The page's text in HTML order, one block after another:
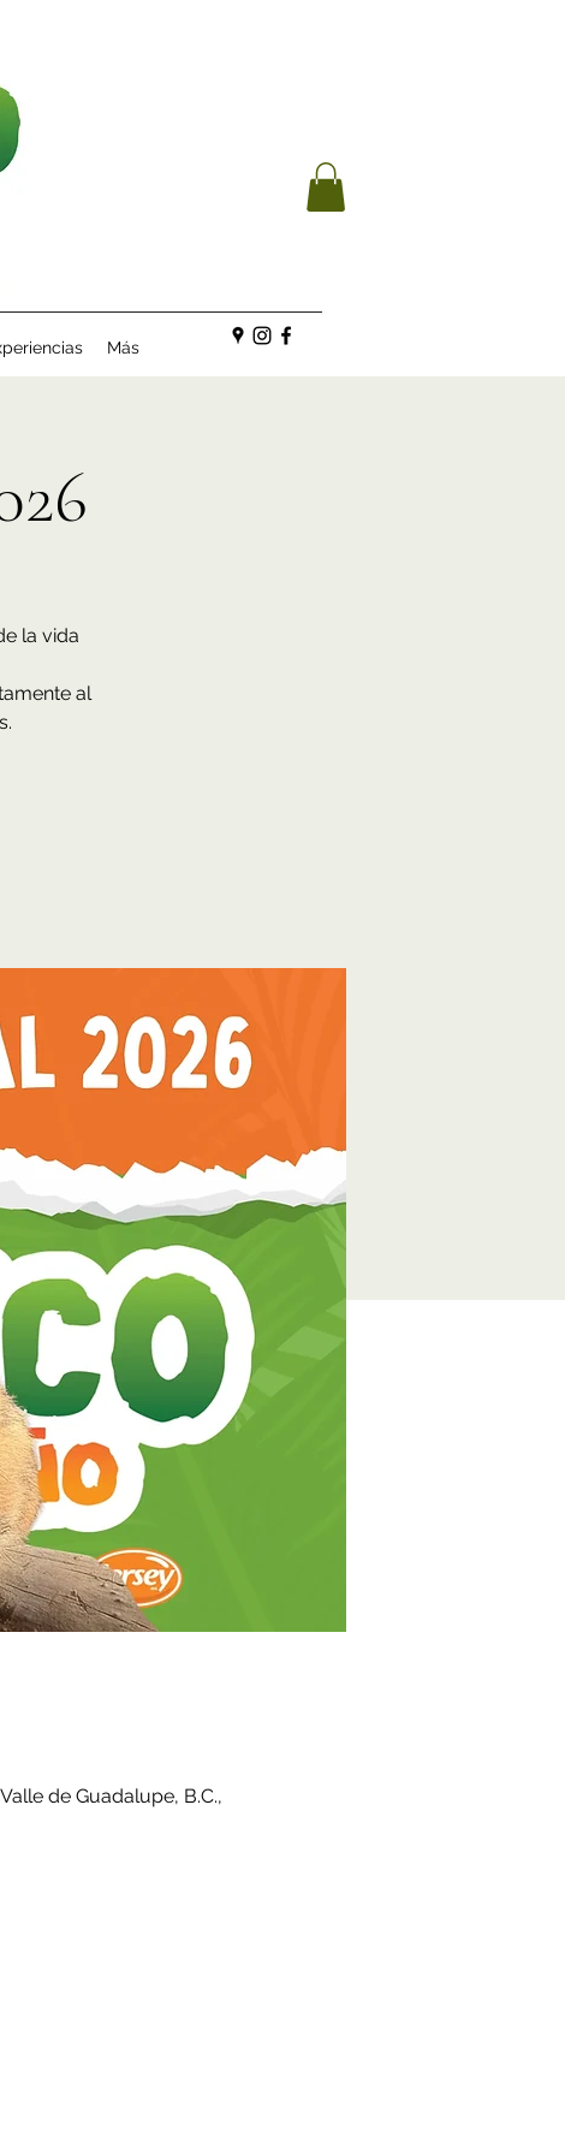
Más
la vida
al
de Guadalupe, B.C.,